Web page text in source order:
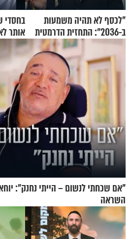
"לכסף לא תהיה משמעות
ב-2036": התחזית הדרמטית
של אילון מאסק על עתיד
הכלכלה
אותר
"אם שכחתי לנשום – הייתי נחנק":
השראה